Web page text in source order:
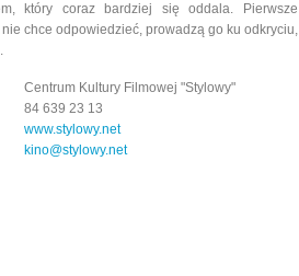
który coraz bardziej się oddala. Pierwsze
chce odpowiedzieć, prowadzą go ku odkryciu,
Centrum Kultury Filmowej "Stylowy"
84 639 23 13
www.stylowy.net
kino@stylowy.net